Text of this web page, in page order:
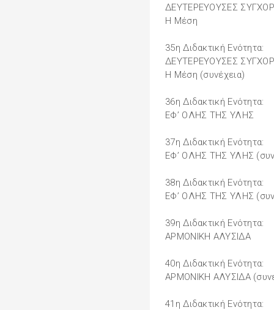
ΔΕΥΤΕΡΕΥΟΥΣΕΣ
Η Μέση
35η Διδακτική Ενότητα:
ΔΕΥΤΕΡΕΥΟΥΣΕΣ
Η Μέση (συνέχεια)
36η Διδακτική Ενότητα:
ΕΦ’ ΟΛΗΣ ΤΗΣ ΥΛΗΣ
37η Διδακτική Ενότητα:
ΕΦ’ ΟΛΗΣ ΤΗΣ ΥΛΗΣ
38η Διδακτική Ενότητα:
ΕΦ’ ΟΛΗΣ ΤΗΣ ΥΛΗΣ
39η Διδακτική Ενότητα:
ΑΡΜΟΝΙΚΗ ΑΛΥΣΙΔΑ
40η Διδακτική Ενότητα:
ΑΡΜΟΝΙΚΗ ΑΛΥΣΙΔΑ
41η Διδακτική Ενότητα: